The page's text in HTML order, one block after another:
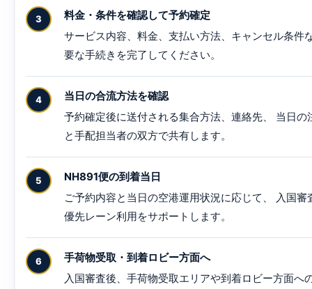
料金・条件を確認して予約確定
サービス内容、料金、支払い方法、キャンセル条件
要な手続きを完了してください。
当日の合流方法を確認
予約確定後に送付される集合方法、連絡先、 当日の
と手配担当者の双方で共有します。
NH891便の到着当日
ご予約内容と当日の空港運用状況に応じて、 入国審
優先レーン利用をサポートします。
手荷物受取・到着ロビー方面へ
入国審査後、手荷物受取エリアや到着ロビー方面へ